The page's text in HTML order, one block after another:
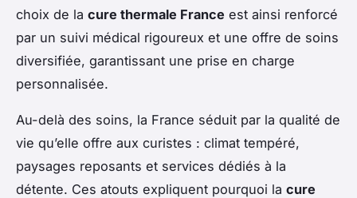
choix de la cure thermale France est ainsi renforcé
par un suivi médical rigoureux et une offre de soins
diversifiée, garantissant une prise en charge
personnalisée.
Au-delà des soins, la France séduit par la qualité de
vie qu’elle offre aux curistes : climat tempéré,
paysages reposants et services dédiés à la
détente. Ces atouts expliquent pourquoi la cure